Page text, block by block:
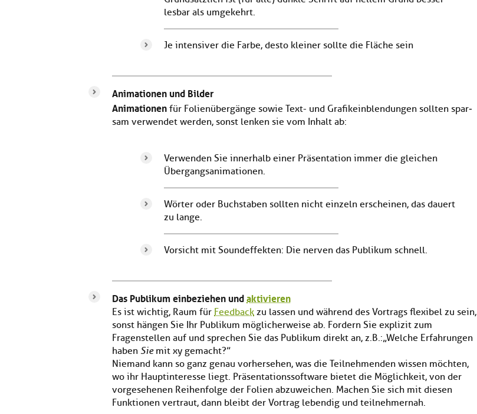
lesbar als umgekehrt.
Je intensiver die Farbe, desto kleiner sollte die Fläche sein
Animationen und Bilder
Animationen für Folienübergänge sowie Text- und Grafikeinblendungen sollten spar­
sam verwendet werden, sonst lenken sie vom Inhalt ab:
Verwenden Sie innerhalb einer Präsentation immer die gleichen
Übergangsanimationen.
Wörter oder Buchstaben sollten nicht einzeln erschei­nen, das dauert
zu lange.
Vorsicht mit Soundeffekten: Die nerven das Publikum schnell.
Das Publikum einbeziehen undaktivieren
Es ist wichtig, Raum für Feedback zu lassen und während des Vortrags flexibel zu sein,
sonst hängen Sie Ihr Publikum möglicherweise ab. Fordern Sie explizit zum
Fragenstellen auf und sprechen Sie das Publikum direkt an, z.B.:„Welche Erfahrungen
haben Siemit xy gemacht?”
Niemand kann so ganz genau vorhersehen, was die Teilnehmenden wissen möchten,
wo ihr Hauptinteresse liegt. Präsentationssoftware bietet die Möglichkeit, von der
vorgesehenen Reihenfolge der Folien abzuweichen. Machen Sie sich mit diesen
Funktionen vertraut, dann bleibt der Vortrag lebendig und teilnehmernah.